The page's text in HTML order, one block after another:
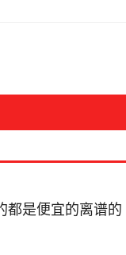
都是便宜的离谱的